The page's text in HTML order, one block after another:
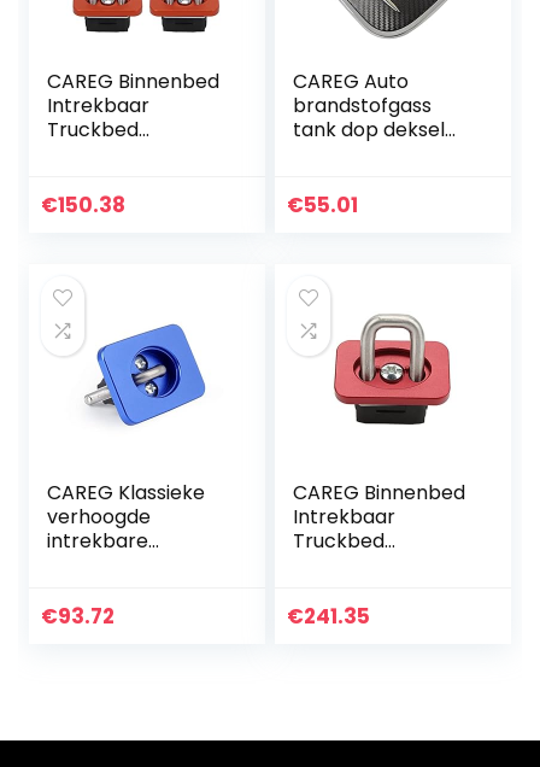
CAREG Binnenbed
Intrekbaar
Truckbed
Compatibel met
€150.38
CAREG Auto
brandstofgass
tank dop deksel
2018-2021
€55.01
CAREG Klassieke
verhoogde
intrekbare
Compatibel met
€93.72
CAREG Binnenbed
Intrekbaar
Truckbed
geschikt for Chevy
€241.35